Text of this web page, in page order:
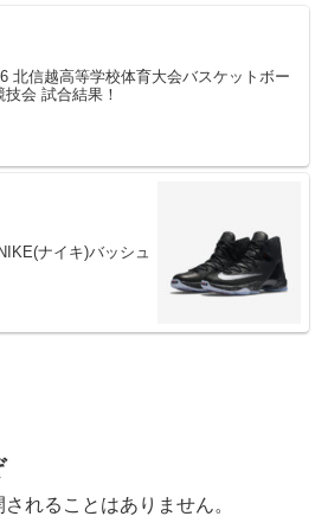
北信越高等学校体育大会バスケットボー
技会 試合結果！
ナイキ)バッシュ
れることはありません。